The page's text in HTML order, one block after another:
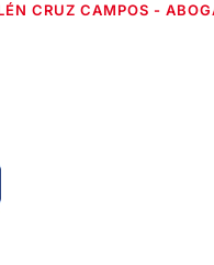
CRUZ CAMPOS -